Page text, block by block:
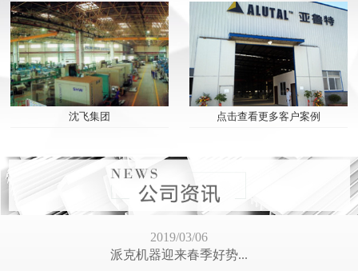
沈飞集团 点击查看更多客户案例
你心中的设备，应该是...
2019/07/19
最完美的门窗 从“它...
2019/04/04
感谢“苏明玉”为行业...
2019/03/06
派克机器迎来春季好势...